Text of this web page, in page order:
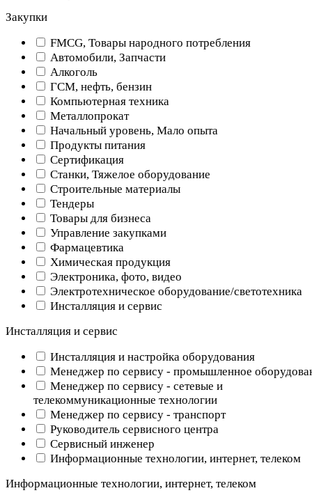
Закупки
FMCG, Товары народного потребления
Автомобили, Запчасти
Алкоголь
ГСМ, нефть, бензин
Компьютерная техника
Металлопрокат
Начальный уровень, Мало опыта
Продукты питания
Сертификация
Станки, Тяжелое оборудование
Строительные материалы
Тендеры
Товары для бизнеса
Управление закупками
Фармацевтика
Химическая продукция
Электроника, фото, видео
Электротехническое оборудование/светотехника
Инсталляция и сервис
Инсталляция и сервис
Инсталляция и настройка оборудования
Менеджер по сервису - промышленное
Менеджер по сервису - сетевые и
телекоммуникационные технологии
Менеджер по сервису - транспорт
Руководитель сервисного центра
Сервисный инженер
Информационные технологии, интернет, телеком
Информационные технологии, интернет, телеком